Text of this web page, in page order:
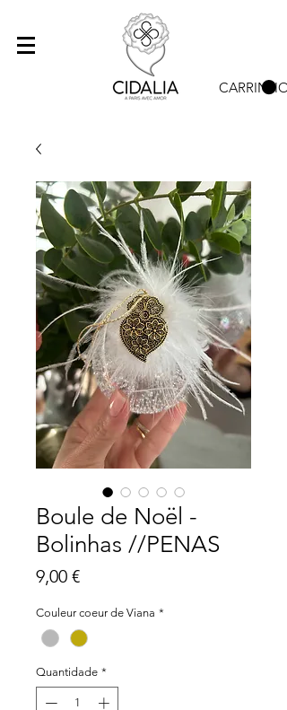
CARRINHO
Boule de Noël -
Bolinhas //PENAS
9,00 €Preço
Couleur coeur de Viana *
Quantidade *